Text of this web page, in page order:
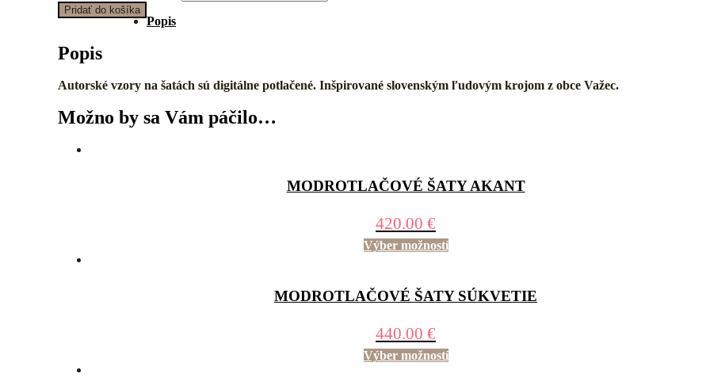
Pridať do košíka
Popis
Popis
Autorské vzory na šatách sú digitálne potlačené. Inšpirované slovenským ľudovým krojom z obce Važec.
Možno by sa Vám páčilo…
MODROTLAČOVÉ ŠATY AKANT
420.00 €
Výber možností
MODROTLAČOVÉ ŠATY SÚKVETIE
440.00 €
Výber možností